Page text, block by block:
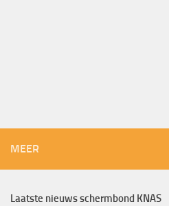
MEER
Laatste nieuws schermbond KNAS